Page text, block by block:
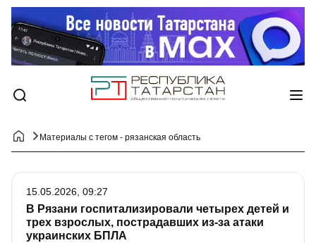
Материалы с тегом - рязанская область
В Рязани госпитализировали четырех детей и
трех взрослых, пострадавших из-за атаки
украинских БПЛА
15.05.2026, 09:27